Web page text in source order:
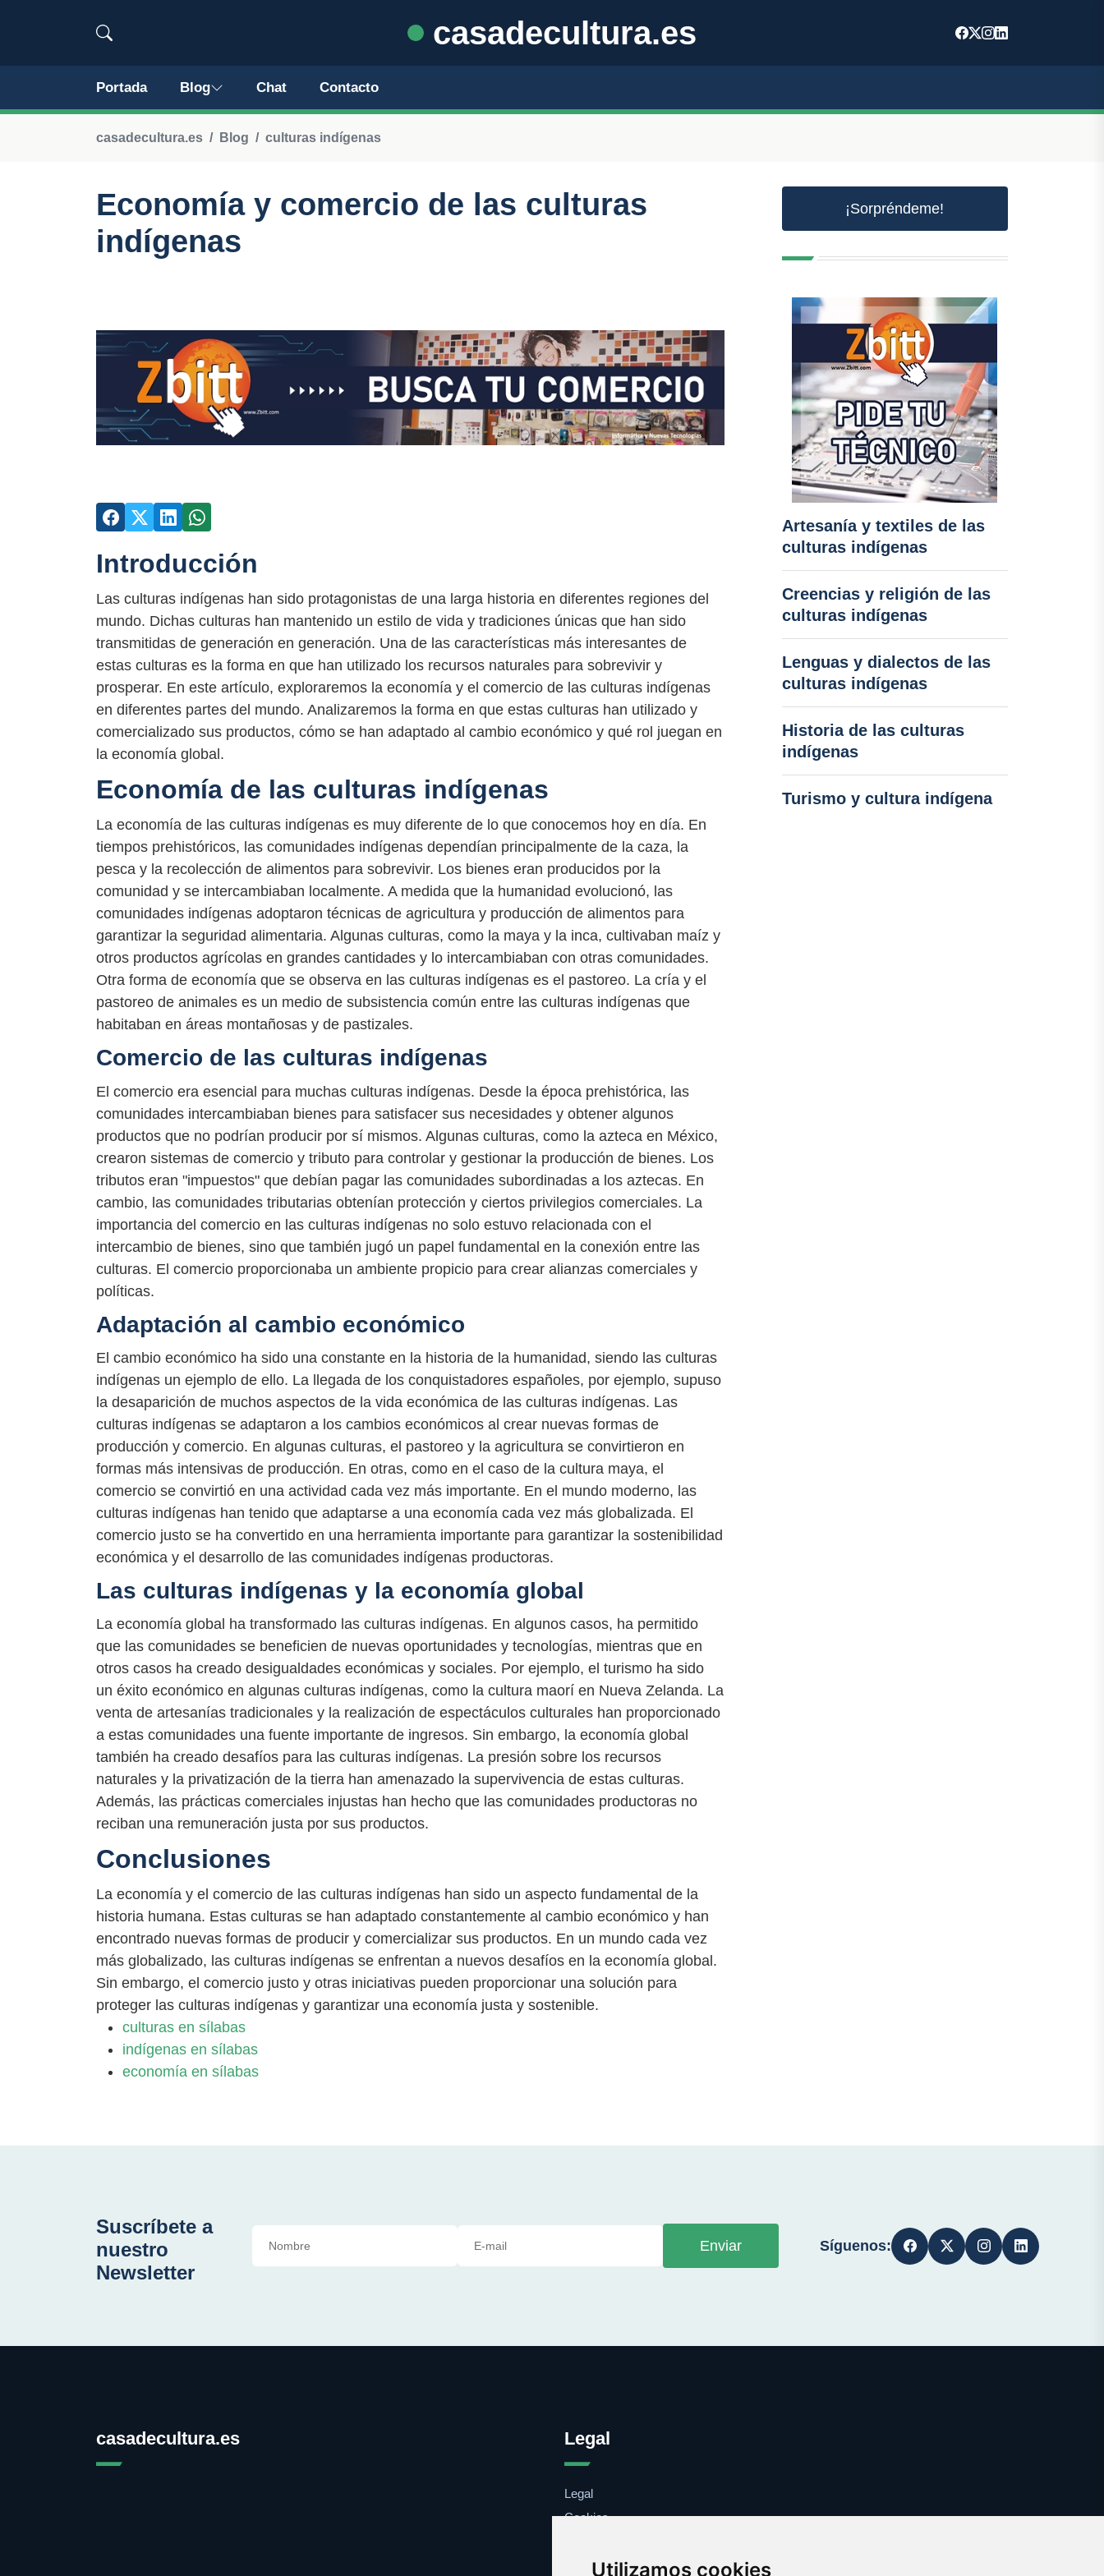
Utilizamos cookies
casadecultura.es
Portada Blog Chat Contacto
casadecultura.es Blog culturas indígenas
Economía y comercio de las culturas
indígenas
Introducción
Las culturas indígenas han sido protagonistas de una larga historia en diferentes regiones del
mundo. Dichas culturas han mantenido un estilo de vida y tradiciones únicas que han sido
transmitidas de generación en generación. Una de las características más interesantes de
estas culturas es la forma en que han utilizado los recursos naturales para sobrevivir y
prosperar. En este artículo, exploraremos la economía y el comercio de las culturas indígenas
en diferentes partes del mundo. Analizaremos la forma en que estas culturas han utilizado y
comercializado sus productos, cómo se han adaptado al cambio económico y qué rol juegan en
la economía global.
Economía de las culturas indígenas
La economía de las culturas indígenas es muy diferente de lo que conocemos hoy en día. En
tiempos prehistóricos, las comunidades indígenas dependían principalmente de la caza, la
pesca y la recolección de alimentos para sobrevivir. Los bienes eran producidos por la
comunidad y se intercambiaban localmente. A medida que la humanidad evolucionó, las
comunidades indígenas adoptaron técnicas de agricultura y producción de alimentos para
garantizar la seguridad alimentaria. Algunas culturas, como la maya y la inca, cultivaban maíz y
otros productos agrícolas en grandes cantidades y lo intercambiaban con otras comunidades.
Otra forma de economía que se observa en las culturas indígenas es el pastoreo. La cría y el
pastoreo de animales es un medio de subsistencia común entre las culturas indígenas que
habitaban en áreas montañosas y de pastizales.
Comercio de las culturas indígenas
El comercio era esencial para muchas culturas indígenas. Desde la época prehistórica, las
comunidades intercambiaban bienes para satisfacer sus necesidades y obtener algunos
productos que no podrían producir por sí mismos. Algunas culturas, como la azteca en México,
crearon sistemas de comercio y tributo para controlar y gestionar la producción de bienes. Los
tributos eran "impuestos" que debían pagar las comunidades subordinadas a los aztecas. En
cambio, las comunidades tributarias obtenían protección y ciertos privilegios comerciales. La
importancia del comercio en las culturas indígenas no solo estuvo relacionada con el
intercambio de bienes, sino que también jugó un papel fundamental en la conexión entre las
culturas. El comercio proporcionaba un ambiente propicio para crear alianzas comerciales y
políticas.
Adaptación al cambio económico
El cambio económico ha sido una constante en la historia de la humanidad, siendo las culturas
indígenas un ejemplo de ello. La llegada de los conquistadores españoles, por ejemplo, supuso
la desaparición de muchos aspectos de la vida económica de las culturas indígenas. Las
culturas indígenas se adaptaron a los cambios económicos al crear nuevas formas de
producción y comercio. En algunas culturas, el pastoreo y la agricultura se convirtieron en
formas más intensivas de producción. En otras, como en el caso de la cultura maya, el
comercio se convirtió en una actividad cada vez más importante. En el mundo moderno, las
culturas indígenas han tenido que adaptarse a una economía cada vez más globalizada. El
comercio justo se ha convertido en una herramienta importante para garantizar la sostenibilidad
económica y el desarrollo de las comunidades indígenas productoras.
Las culturas indígenas y la economía global
La economía global ha transformado las culturas indígenas. En algunos casos, ha permitido
que las comunidades se beneficien de nuevas oportunidades y tecnologías, mientras que en
otros casos ha creado desigualdades económicas y sociales. Por ejemplo, el turismo ha sido
un éxito económico en algunas culturas indígenas, como la cultura maorí en Nueva Zelanda. La
venta de artesanías tradicionales y la realización de espectáculos culturales han proporcionado
a estas comunidades una fuente importante de ingresos. Sin embargo, la economía global
también ha creado desafíos para las culturas indígenas. La presión sobre los recursos
naturales y la privatización de la tierra han amenazado la supervivencia de estas culturas.
Además, las prácticas comerciales injustas han hecho que las comunidades productoras no
reciban una remuneración justa por sus productos.
Conclusiones
La economía y el comercio de las culturas indígenas han sido un aspecto fundamental de la
historia humana. Estas culturas se han adaptado constantemente al cambio económico y han
encontrado nuevas formas de producir y comercializar sus productos. En un mundo cada vez
más globalizado, las culturas indígenas se enfrentan a nuevos desafíos en la economía global.
Sin embargo, el comercio justo y otras iniciativas pueden proporcionar una solución para
proteger las culturas indígenas y garantizar una economía justa y sostenible.
culturas en sílabas
indígenas en sílabas
economía en sílabas
¡Sorpréndeme!
Artesanía y textiles de las
culturas indígenas
Creencias y religión de las
culturas indígenas
Lenguas y dialectos de las
culturas indígenas
Historia de las culturas
indígenas
Turismo y cultura indígena
Suscríbete a
nuestro
Newsletter
Enviar Síguenos:
casadecultura.es Legal
Legal
Cookies